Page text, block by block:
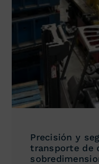
Precisión y
transporte de